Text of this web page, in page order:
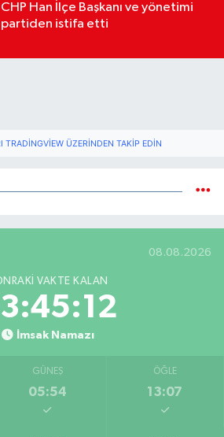
CHP Han İlçe Başkanı ve yönetimi
partiden istifa etti
TRADINGVIEW ÜZERINDEN TAKIP EDIN
08.08.2026
VAKTE KALAN
İmsak Namazı
GÜNEŞ
05:54
ÖĞLE
13:07